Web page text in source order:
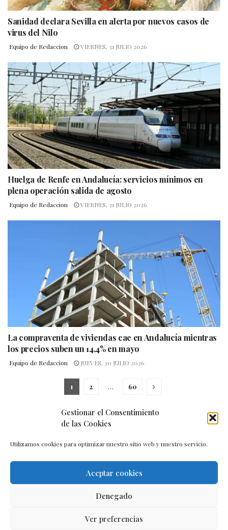
Gestionar el Consentimiento
de las Cookies
Utilizamos cookies para optimizar nuestro sitio web y nuestro servicio.
Aceptar cookies
Denegado
Ver preferencias
Sanidad declara Sevilla en alerta por nuevos casos de
virus del Nilo
Equipo de Redaccion VIERNES, 31 JULIO 2026
Huelga de Renfe en Andalucía: servicios mínimos en
plena operación salida de agosto
Equipo de Redaccion VIERNES, 31 JULIO 2026
La compraventa de viviendas cae en Andalucía mientras
los precios suben un 14,4% en mayo
Equipo de Redaccion JUEVES, 30 JULIO 2026
1 2 … 60